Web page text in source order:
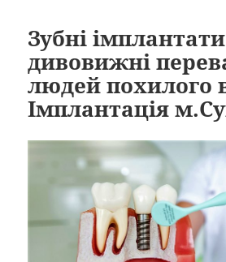
Зубні
дивовижні
людей похилого
Імплантація